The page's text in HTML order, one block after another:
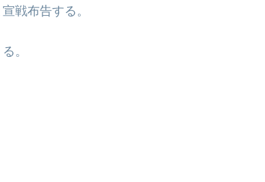
戦布告する。
。